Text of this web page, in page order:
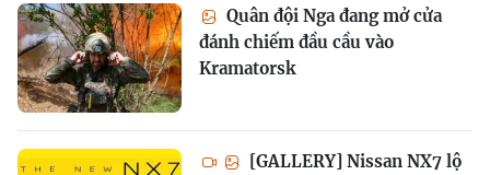
Quân đội Nga đang mở cửa
đánh chiếm đầu cầu vào
Kramatorsk
[GALLERY] Nissan NX7 lộ